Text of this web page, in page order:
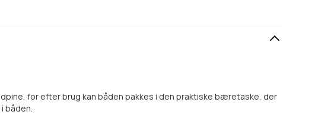
for efter brug kan båden pakkes i den praktiske bæretaske, der
båden.